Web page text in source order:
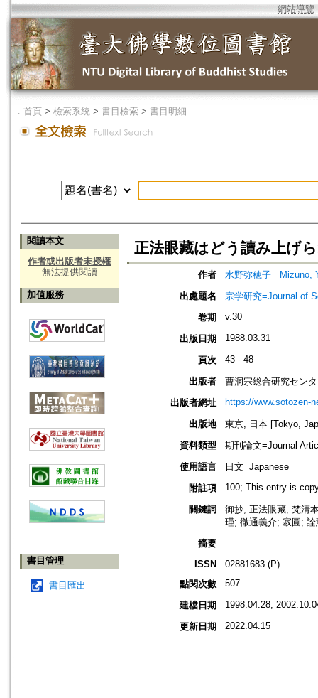
網站導覽
． 首頁 > 檢索系統 > 書目檢索 > 書目明細
閱讀本文
作者或出版者未授權
無法提供閱讀
加值服務
書目管理
書目匯出
正法眼藏はどう讀み上げ
作者
水野弥穂子 =Mizuno,
出處題名
宗学研究=Journal of
卷期
v.30
出版日期 1988.03.31
頁次 43 - 48
出版者
曹洞宗総合研究セン
出版者網址
https://www.sotozen-
出版地
東京, 日本 [Tokyo,
資料類型
期刊論文=Journal
使用語言
日文=Japanese
附註項
100; This entry is
關鍵詞
御抄; 正法眼藏; 梵清
瑾; 徹通義介; 寂圓; 詮
摘要
ISSN
02881683 (P)
點閱次數
507
建檔日期 1998.04.28;
更新日期 2022.04.15